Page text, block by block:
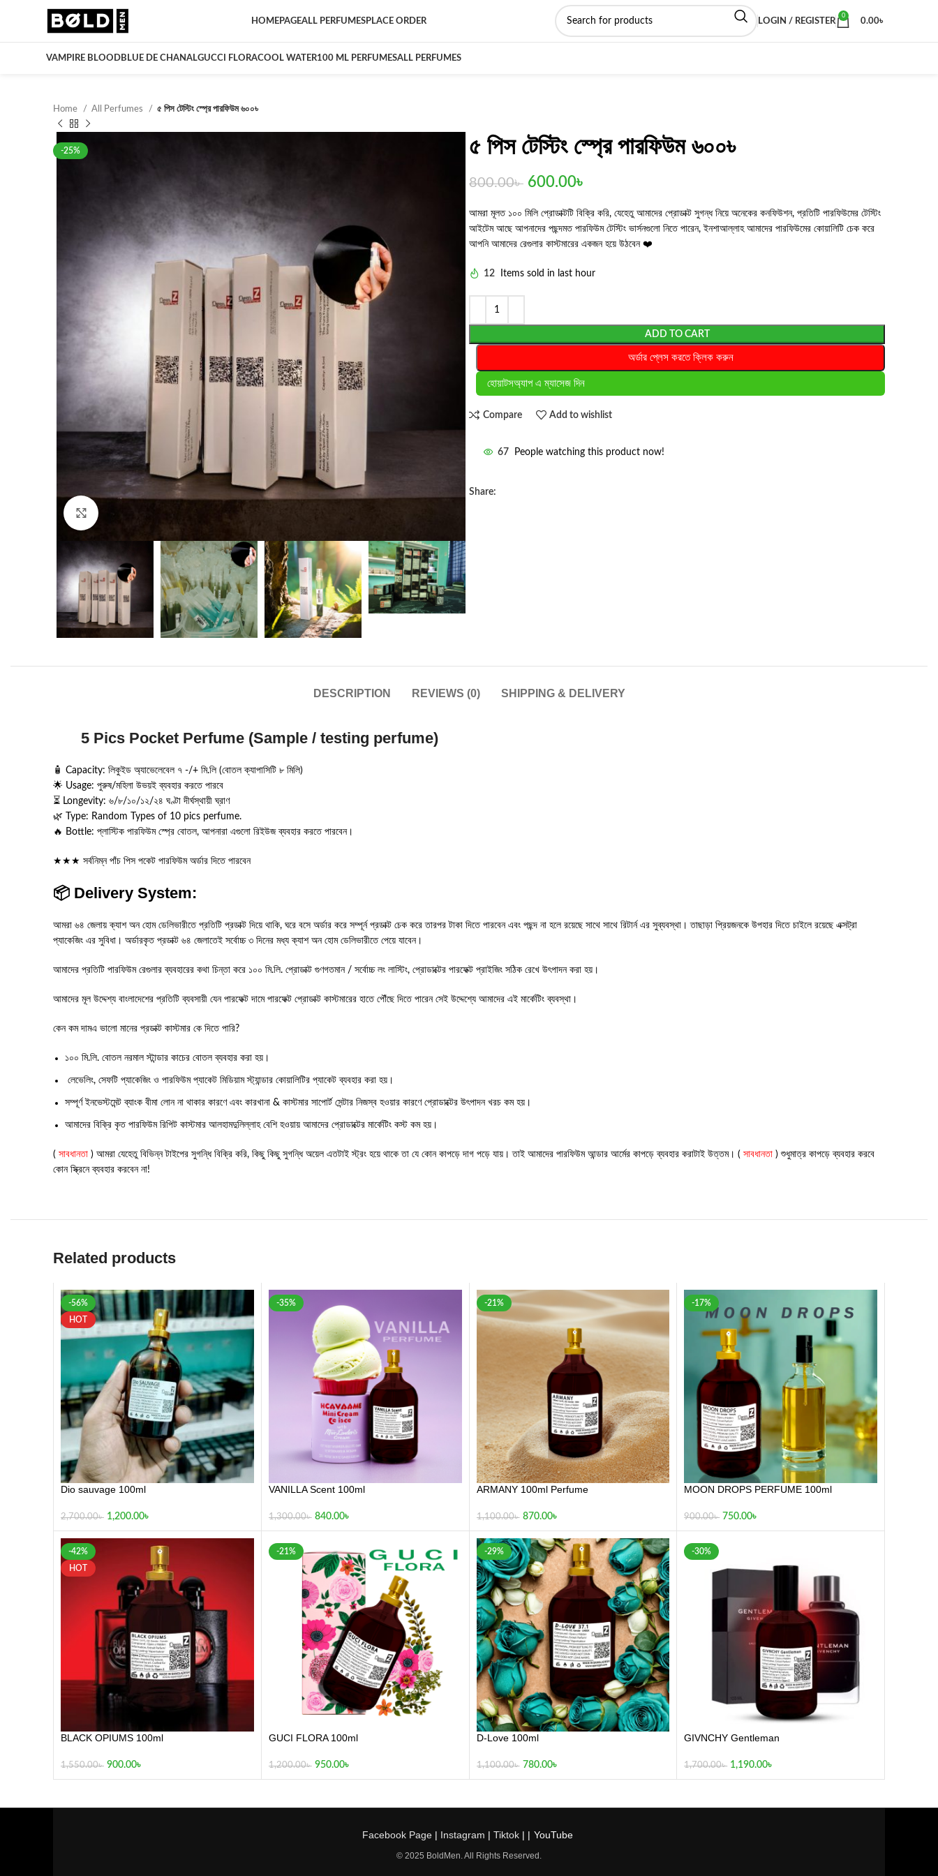
HOMEPAGEALL PERFUMESPLACE ORDER LOGIN / REGISTER
0
0.00৳
VAMPIRE BLOODBLUE DE CHANALGUCCI FLORACOOL WATER100 ML PERFUMESALL PERFUMES
Home All Perfumes ৫ পিস টেস্টিং স্প্রে পারফিউম ৬০০৳
-25% ৫ পিস টেস্টিং স্প্রে পারফিউম ৬০০৳
800.00৳ 600.00৳
আমরা মূলত ১০০ মিলি প্রোডাক্টটি বিক্রি করি, যেহেতু আমাদের প্রোডাক্ট সুগন্ধ নিয়ে অনেকের কনফিউশন, প্রতিটি পারফিউমের টেস্টিং
আইটেম আছে আপনাদের পছন্দমত পারফিউম টেস্টিং ভার্সনগুলো নিতে পারেন, ইনশাআল্লাহ আমাদের পারফিউমের কোয়ালিটি চেক করে
আপনি আমাদের রেগুলার কাস্টমারের একজন হয়ে উঠবেন ❤️
12 Items sold in last hour
ADD TO CART
অর্ডার প্লেস করতে ক্লিক করুন
হোয়াটসঅ্যাপ এ ম্যাসেজ দিন
Compare Add to wishlist
67 People watching this product now!
Share:
DESCRIPTION REVIEWS (0) SHIPPING & DELIVERY
5 Pics Pocket Perfume (Sample / testing perfume)
🧴 Capacity: লিকুইড অ্যাভেলেবেল ৭ -/+ মি.লি (বোতল ক্যাপাসিটি ৮ মিলি)
🌟 Usage: পুরুষ/মহিলা উভয়ই ব্যবহার করতে পারবে
⏳ Longevity: ৬/৮/১০/১২/২৪ ঘণ্টা দীর্ঘস্থায়ী ঘ্রাণ
🌿 Type: Random Types of 10 pics perfume.
🔥 Bottle: প্লাস্টিক পারফিউম স্প্রে বোতল, আপনারা এগুলো রিইউজ ব্যবহার করতে পারবেন।
★★★ সর্বনিম্ন পাঁচ পিস পকেট পারফিউম অর্ডার দিতে পারবেন
📦 Delivery System:
আমরা ৬৪ জেলায় ক্যাশ অন হোম ডেলিভারীতে প্রতিটি প্রডাক্ট দিয়ে থাকি, ঘরে বসে অর্ডার করে সম্পূর্ন প্রডাক্ট চেক করে তারপর টাকা দিতে পারবেন এবং পছন্দ না হলে রয়েছে সাথে সাথে রিটার্ন এর সুব্যবস্থা। তাছাড়া প্রিয়জনকে উপহার দিতে চাইলে রয়েছে এক্সট্রা
প্যাকেজিং এর সুবিধা। অর্ডারকৃত প্রডাক্ট ৬৪ জেলাতেই সর্বোচ্চ ৩ দিনের মধ্য ক্যাশ অন হোম ডেলিভারীতে পেয়ে যাবেন।
আমাদের প্রতিটি পারফিউম রেগুলার ব্যবহারের কথা চিন্তা করে ১০০ মি.লি. প্রোডাক্ট গুণগতমান / সর্বোচ্চ লং লাস্টিং, প্রোডাক্টের পারফেক্ট প্রাইজিং সঠিক রেখে উৎপাদন করা হয়।
আমাদের মূল উদ্দেশ্য বাংলাদেশের প্রতিটি ব্যবসায়ী যেন পারফেক্ট দামে পারফেক্ট প্রোডাক্ট কাস্টমারের হাতে পৌঁছে দিতে পারেন সেই উদ্দেশ্যে আমাদের এই মার্কেটিং ব্যবস্থা।
কেন কম দামএ ভালো মানের প্রডাক্ট কাস্টমার কে দিতে পারি?
১০০ মি.লি. বোতল নরমাল স্টান্ডার কাচের বোতল ব্যবহার করা হয়।
লেভেলিং, সেফটি প্যাকেজিং ও পারফিউম প্যাকেট মিডিয়াম স্ট্যান্ডার কোয়ালিটির প্যাকেট ব্যবহার করা হয়।
সম্পূর্ণ ইনভেস্টমেন্ট ব্যাংক বীমা লোন না থাকার কারণে এবং কারখানা & কাস্টমার সাপোর্ট সেন্টার নিজস্ব হওয়ার কারণে প্রোডাক্টের উৎপাদন খরচ কম হয়।
আমাদের বিক্রি কৃত পারফিউম রিপিট কাস্টমার আলহামদুলিল্লাহ বেশি হওয়ায় আমাদের প্রোডাক্টের মার্কেটিং কস্ট কম হয়।
( সাবধানতা ) আমরা যেহেতু বিভিন্ন টাইপের সুগন্ধি বিক্রি করি, কিছু কিছু সুগন্ধি অয়েল এতটাই স্ট্রং হয়ে থাকে তা যে কোন কাপড়ে দাগ পড়ে যায়। তাই আমাদের পারফিউম আন্ডার আর্মের কাপড়ে ব্যবহার করাটাই উত্তম। ( সাবধানতা ) শুধুমাত্র কাপড়ে ব্যবহার করবে
কোন স্ক্রিনে ব্যবহার করবেন না!
Related products
-56%
HOT
Dio sauvage 100ml
2,700.00৳ 1,200.00৳
-35%
VANILLA Scent 100ml
1,300.00৳ 840.00৳
-21%
ARMANY 100ml Perfume
1,100.00৳ 870.00৳
-17%
MOON DROPS PERFUME 100ml
900.00৳ 750.00৳
-42%
HOT
BLACK OPIUMS 100ml
1,550.00৳ 900.00৳
-21%
GUCI FLORA 100ml
1,200.00৳ 950.00৳
-29%
D-Love 100ml
1,100.00৳ 780.00৳
-30%
GIVNCHY Gentleman
1,700.00৳ 1,190.00৳
Facebook Page| Instagram | Tiktok| | YouTube
© 2025 BoldMen. All Rights Reserved.